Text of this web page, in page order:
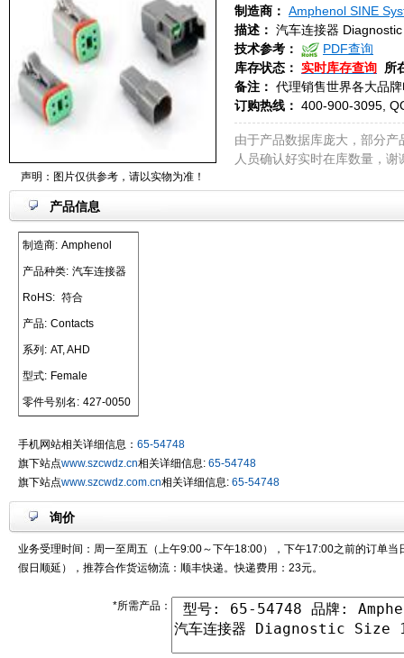
声明：图片仅供参考，请以实物为准！
制造商： Amphenol SINE
描述： 汽车连接器
技术参考：
PDF查询
库存状态： 实时库存查询
所
备注： 代理销售世界各大品
订购热线： 400-900-3095,
由于产品数据库庞大，部分
人员确认好实时在库数量，谢
产品信息
制造商: Amphenol
产品种类: 汽车连接器
RoHS: 符合
产品: Contacts
系列: AT, AHD
型式: Female
零件号别名: 427-0050
手机网站相关详细信息： 65-54748
旗下站点www.szcwdz.cn相关详细信息: 65-54748
旗下站点www.szcwdz.com.cn相关详细信息: 65-54748
询价
业务受理时间：周一至周五（上午9:00～下午18:00），下午17:00之前的订单
假日顺延），推荐合作货运物流：顺丰快递。快递费用：23元。
*所需产品：